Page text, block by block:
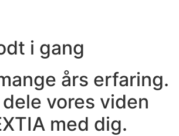
i gang
års erfaring.
vores viden
med dig.